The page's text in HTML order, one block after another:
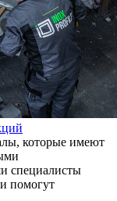
которые имеют
специалисты
помогут